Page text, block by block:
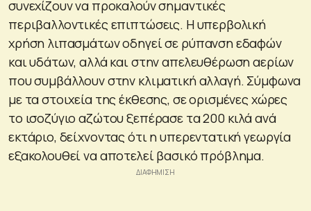
συνεχίζουν να προκαλούν σημαντικές
περιβαλλοντικές επιπτώσεις. Η υπερβολική
χρήση λιπασμάτων οδηγεί σε ρύπανση εδαφών
και υδάτων, αλλά και στην απελευθέρωση αερίων
που συμβάλλουν στην κλιματική αλλαγή. Σύμφωνα
με τα στοιχεία της έκθεσης, σε ορισμένες χώρες
το ισοζύγιο αζώτου ξεπέρασε τα 200 κιλά ανά
εκτάριο, δείχνοντας ότι η υπερεντατική γεωργία
εξακολουθεί να αποτελεί βασικό πρόβλημα.